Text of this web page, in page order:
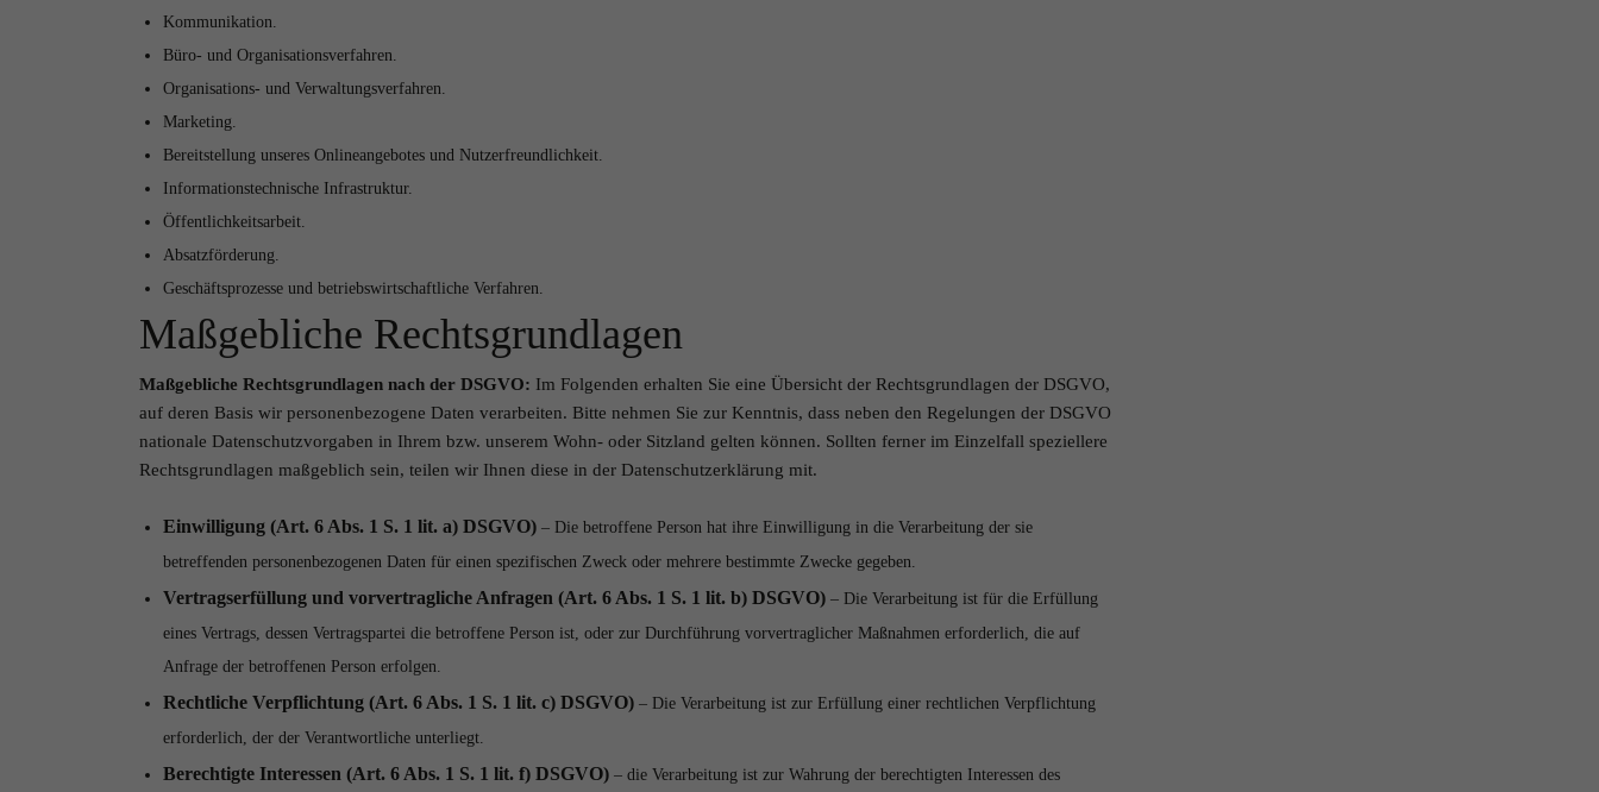
Kommunikation.
Büro- und Organisationsverfahren.
Organisations- und Verwaltungsverfahren.
Marketing.
Bereitstellung unseres Onlineangebotes und Nutzerfreundlichkeit.
Informationstechnische Infrastruktur.
Öffentlichkeitsarbeit.
Absatzförderung.
Geschäftsprozesse und betriebswirtschaftliche Verfahren.
Maßgebliche Rechtsgrundlagen
Maßgebliche Rechtsgrundlagen nach der DSGVO: Im Folgenden erhalten Sie eine Übersicht der Rechtsgrundlagen der DSGVO,
auf deren Basis wir personenbezogene Daten verarbeiten. Bitte nehmen Sie zur Kenntnis, dass neben den Regelungen der DSGVO
nationale Datenschutzvorgaben in Ihrem bzw. unserem Wohn- oder Sitzland gelten können. Sollten ferner im Einzelfall speziellere
Rechtsgrundlagen maßgeblich sein, teilen wir Ihnen diese in der Datenschutzerklärung mit.
Einwilligung (Art. 6 Abs. 1 S. 1 lit. a) DSGVO) – Die betroffene Person hat ihre Einwilligung in die Verarbeitung der sie
betreffenden personenbezogenen Daten für einen spezifischen Zweck oder mehrere bestimmte Zwecke gegeben.
Vertragserfüllung und vorvertragliche Anfragen (Art. 6 Abs. 1 S. 1 lit. b) DSGVO) – Die Verarbeitung ist für die Erfüllung
eines Vertrags, dessen Vertragspartei die betroffene Person ist, oder zur Durchführung vorvertraglicher Maßnahmen erforderlich, die auf
Anfrage der betroffenen Person erfolgen.
Rechtliche Verpflichtung (Art. 6 Abs. 1 S. 1 lit. c) DSGVO) – Die Verarbeitung ist zur Erfüllung einer rechtlichen Verpflichtung
erforderlich, der der Verantwortliche unterliegt.
Berechtigte Interessen (Art. 6 Abs. 1 S. 1 lit. f) DSGVO) – die Verarbeitung ist zur Wahrung der berechtigten Interessen des